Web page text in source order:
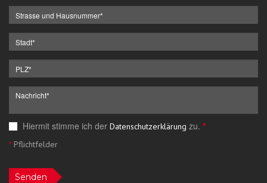
Hiermit stimme ich der Datenschutzerklärung zu. *
*Pflichtfelder
Senden